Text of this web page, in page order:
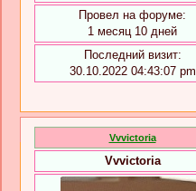
Провел на форуме:
1 месяц 10 дней
Последний визит:
30.10.2022 04:43:07 pm
Vvvictoria
Vvvictoria